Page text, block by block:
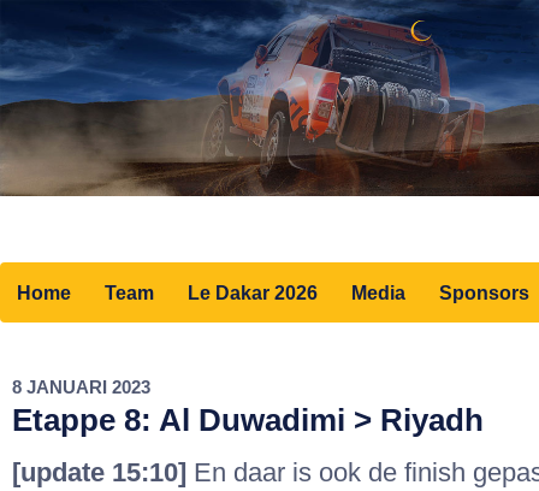
Home Team Le Dakar 2026 Media Sponsors
8 JANUARI 2023
Etappe 8: Al Duwadimi > Riyadh
[update 15:10] En daar is ook de finish